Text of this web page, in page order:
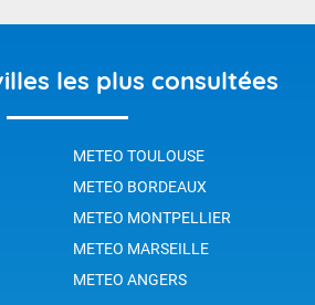
les plus consultées
METEO TOULOUSE
METEO BORDEAUX
METEO MONTPELLIER
METEO MARSEILLE
METEO ANGERS